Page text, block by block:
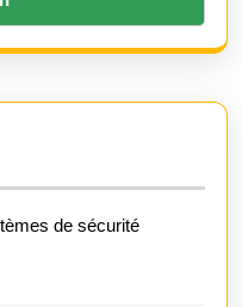
de sécurité